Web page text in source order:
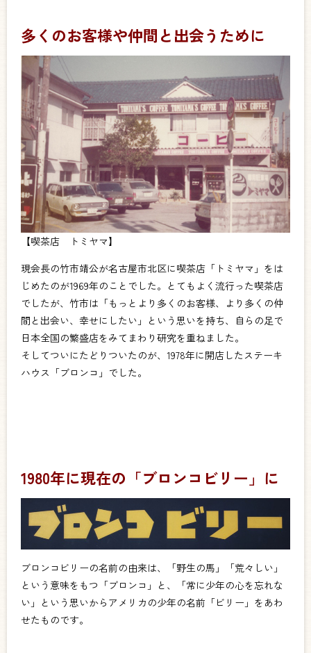
多くのお客様や仲間と出会うために
【喫茶店 トミヤマ】
現会長の竹市靖公が名古屋市北区に喫茶店「トミヤマ」をは
じめたのが1969年のことでした。とてもよく流行った喫茶店
でしたが、竹市は「もっとより多くのお客様、より多くの仲
間と出会い、幸せにしたい」という思いを持ち、自らの足で
日本全国の繁盛店をみてまわり研究を重ねました。
そしてついにたどりついたのが、1978年に開店したステーキ
ハウス「ブロンコ」でした。
1980年に現在の「ブロンコビリー」に
ブロンコビリーの名前の由来は、「野生の馬」「荒々しい」
という意味をもつ「ブロンコ」と、「常に少年の心を忘れな
い」という思いからアメリカの少年の名前「ビリー」をあわ
せたものです。